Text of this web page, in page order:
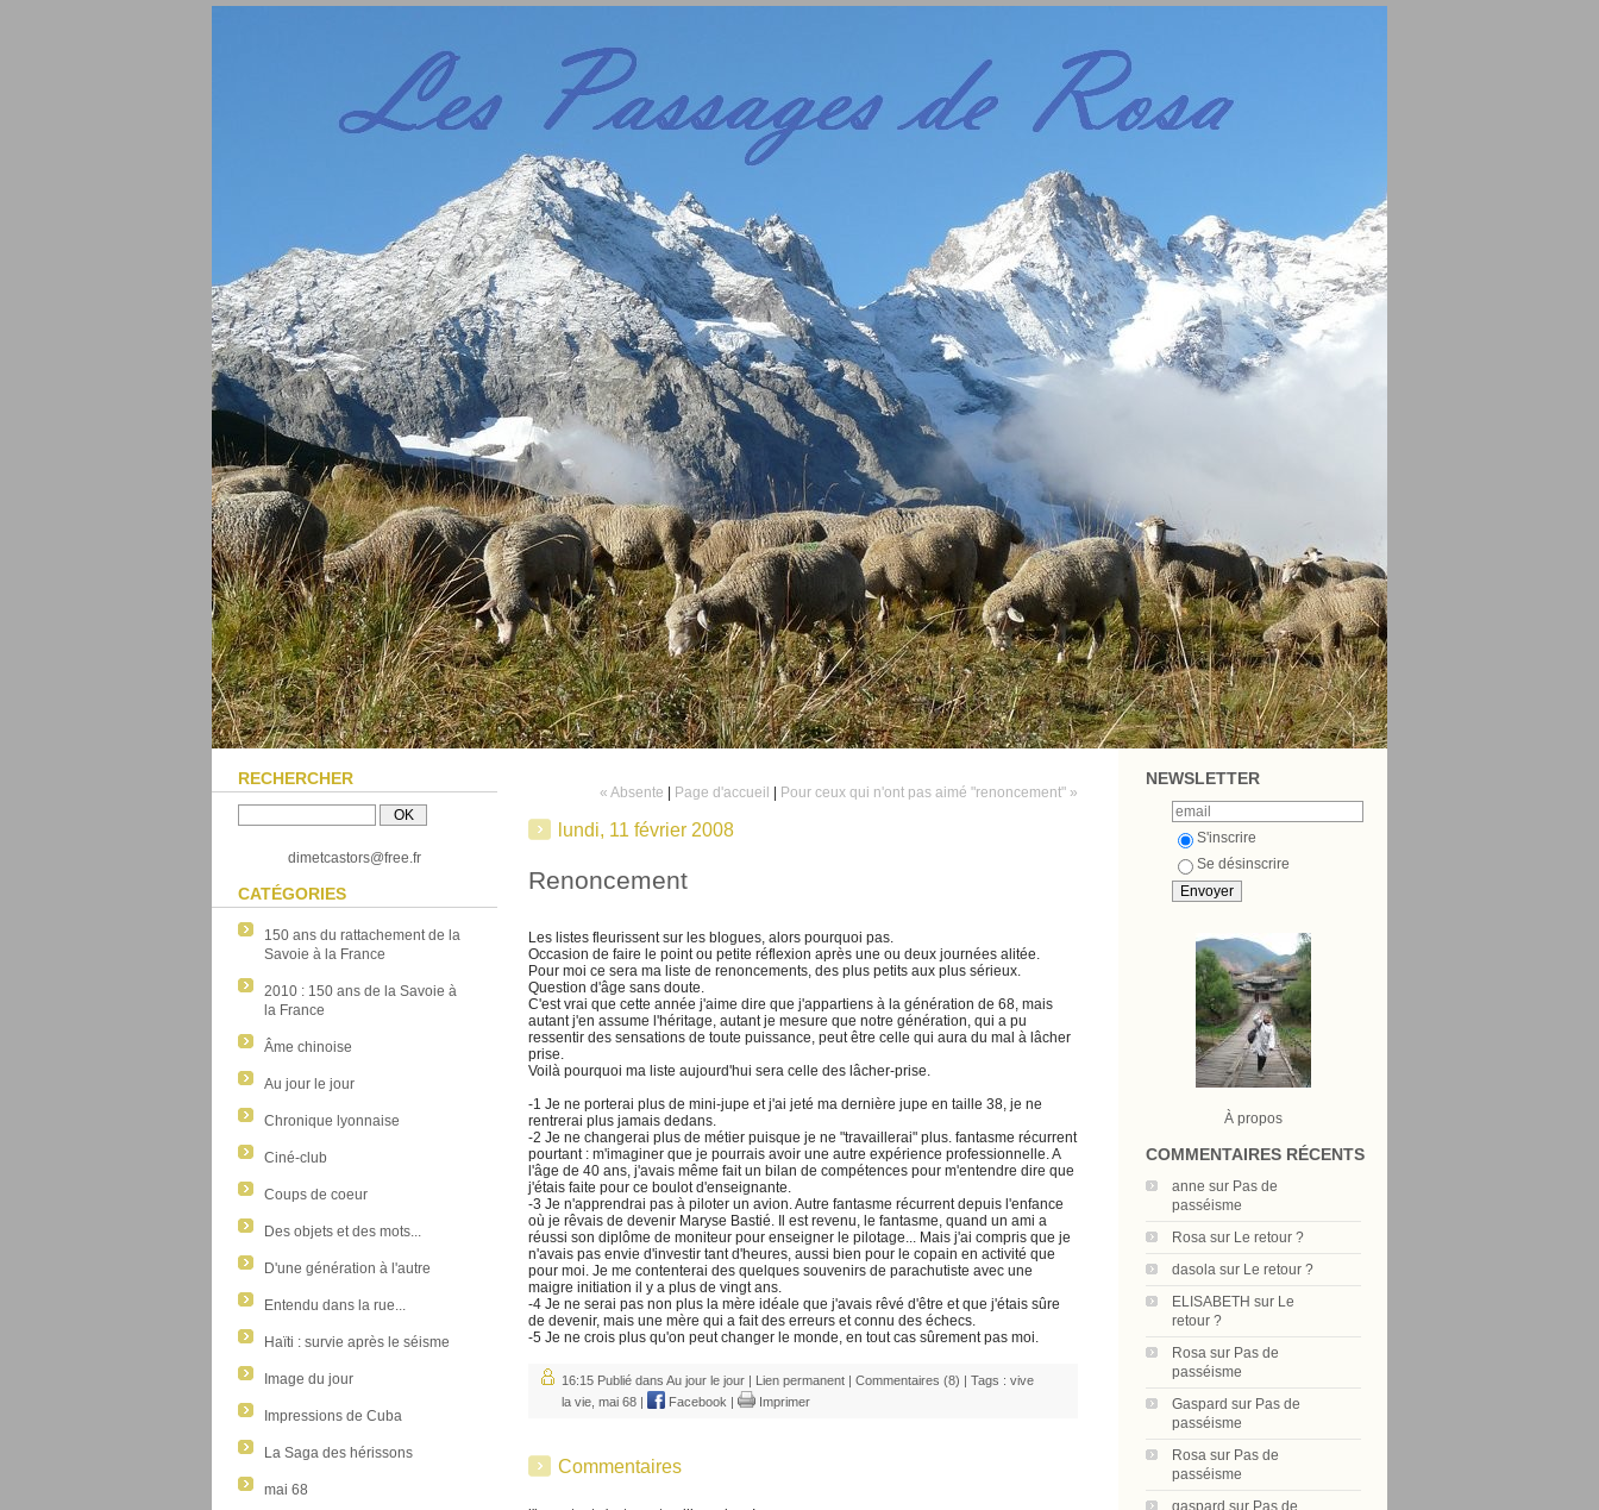
RECHERCHER
dimetcastors@free.fr
CATÉGORIES
150 ans du rattachement de la
Savoie à la France
2010 : 150 ans de la Savoie à
la France
Âme chinoise
Au jour le jour
Chronique lyonnaise
Ciné-club
Coups de coeur
Des objets et des mots...
D'une génération à l'autre
Entendu dans la rue...
Haïti : survie après le séisme
Image du jour
Impressions de Cuba
La Saga des hérissons
mai 68
NEWSLETTER
S'inscrire
Se désinscrire
À propos
COMMENTAIRES RÉCENTS
anne sur Pas de
passéisme
Rosa sur Le retour ?
dasola sur Le retour ?
ELISABETH sur Le
retour ?
Rosa sur Pas de
passéisme
Gaspard sur Pas de
passéisme
Rosa sur Pas de
passéisme
gaspard sur Pas de
« Absente Page d'accueil Pour ceux qui n'ont pas aimé "renoncement" »
lundi, 11 février 2008
Renoncement
Les listes fleurissent sur les blogues, alors pourquoi pas.
Occasion de faire le point ou petite réflexion après une ou deux journées alitée.
Pour moi ce sera ma liste de renoncements, des plus petits aux plus sérieux.
Question d'âge sans doute.
C'est vrai que cette année j'aime dire que j'appartiens à la génération de 68, mais
autant j'en assume l'héritage, autant je mesure que notre génération, qui a pu
ressentir des sensations de toute puissance, peut être celle qui aura du mal à lâcher
prise.
Voilà pourquoi ma liste aujourd'hui sera celle des lâcher-prise.
-1 Je ne porterai plus de mini-jupe et j'ai jeté ma dernière jupe en taille 38, je ne
rentrerai plus jamais dedans.
-2 Je ne changerai plus de métier puisque je ne "travaillerai" plus. fantasme récurrent
pourtant : m'imaginer que je pourrais avoir une autre expérience professionnelle. A
l'âge de 40 ans, j'avais même fait un bilan de compétences pour m'entendre dire que
j'étais faite pour ce boulot d'enseignante.
-3 Je n'apprendrai pas à piloter un avion. Autre fantasme récurrent depuis l'enfance
où je rêvais de devenir Maryse Bastié. Il est revenu, le fantasme, quand un ami a
réussi son diplôme de moniteur pour enseigner le pilotage... Mais j'ai compris que je
n'avais pas envie d'investir tant d'heures, aussi bien pour le copain en activité que
pour moi. Je me contenterai des quelques souvenirs de parachutiste avec une
maigre initiation il y a plus de vingt ans.
-4 Je ne serai pas non plus la mère idéale que j'avais rêvé d'être et que j'étais sûre
de devenir, mais une mère qui a fait des erreurs et connu des échecs.
-5 Je ne crois plus qu'on peut changer le monde, en tout cas sûrement pas moi.
16:15 Publié dans Au jour le jour | Lien permanent | Commentaires (8) | Tags : vive
la vie mai 68 | Facebook | Imprimer
Commentaires